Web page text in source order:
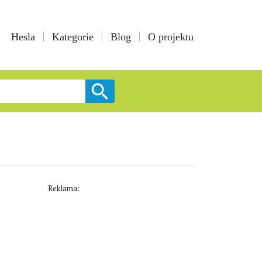
Hesla Kategorie Blog O projektu
Reklama: